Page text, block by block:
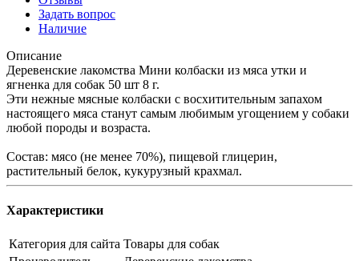
Задать вопрос
Наличие
Описание
Деревенские лакомства Мини колбаски из мяса утки и
ягненка для собак 50 шт 8 г.
Эти нежные мясные колбаски с восхитительным запахом
настоящего мяса станут самым любимым угощением у собаки
любой породы и возраста.
Состав: мясо (не менее 70%), пищевой глицерин,
растительный белок, кукурузный крахмал.
Характеристики
Категория для сайта Товары для собак